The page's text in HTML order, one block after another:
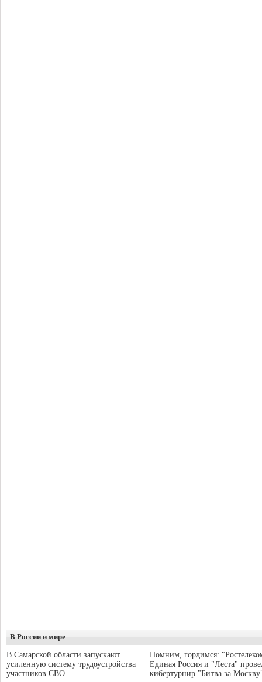
В России и мире
В Самарской области запускают
усиленную систему трудоустройства
участников СВО
Помним, гордимся:
Единая Россия и "Леста"
кибертурнир "Битва за